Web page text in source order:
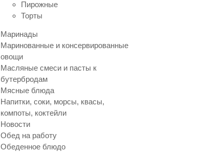
Пирожные
Торты
Маринады
Маринованные и консервированные
овощи
Масляные смеси и пасты к
бутербродам
Мясные блюда
Напитки, соки, морсы, квасы,
компоты, коктейли
Новости
Обед на работу
Обеденное блюдо